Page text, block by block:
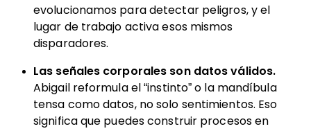
evolucionamos para detectar peligros, y el
lugar de trabajo activa esos mismos
disparadores.
Las señales corporales son datos válidos.
Abigail reformula el “instinto” o la mandíbula
tensa como datos, no solo sentimientos. Eso
significa que puedes construir procesos en